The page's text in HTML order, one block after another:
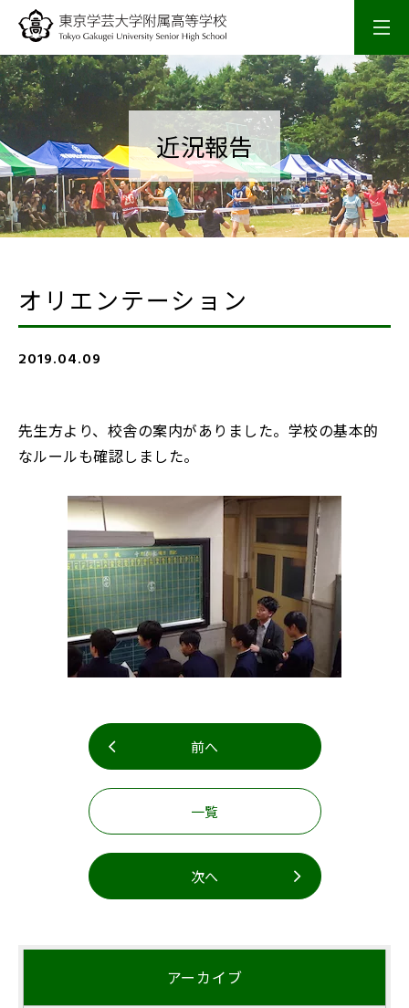
学校概要
校長室
スクールライフ
研究・研修
SSH活動
お知らせ 事務室より
English 寄附
教職員募集
閉じる
近況報告
オリエンテーション
2019.04.09
先生方より、校舎の案内がありました。学校の基本的
なルールも確認しました。
前へ
一覧
次へ
アーカイブ